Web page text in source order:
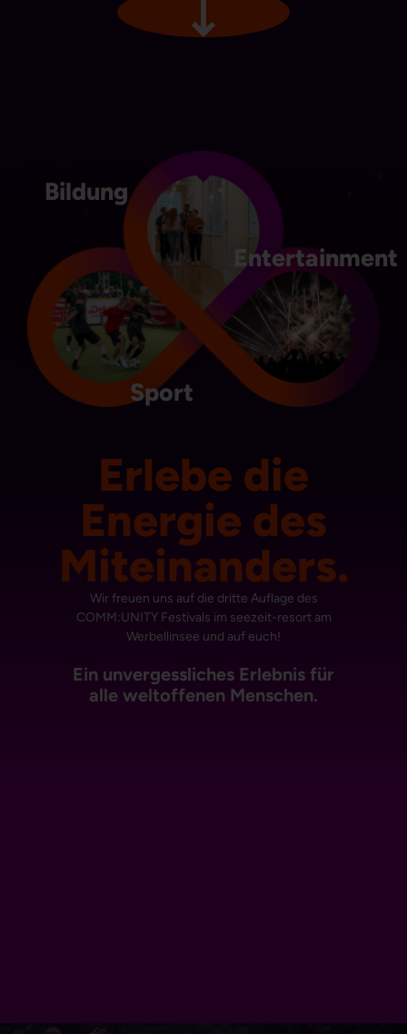
Bildung
Entertainment
Sport
Erlebe die
Energie des
Miteinanders.
Wir freuen uns auf die dritte Auflage des
COMM:UNITY Festivals im seezeit-resort am
Werbellinsee und auf euch!
Ein unvergessliches Erlebnis für
alle weltoffenen Menschen.